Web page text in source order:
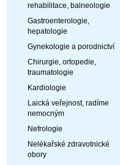
rehabilitace, balneologie
Gastroenterologie,
hepatologie
Gynekologie a porodnictví
Chirurgie, ortopedie,
traumatologie
Kardiologie
Laická veřejnost, radíme
nemocným
Nefrologie
Nelékařské zdravotnické
obory